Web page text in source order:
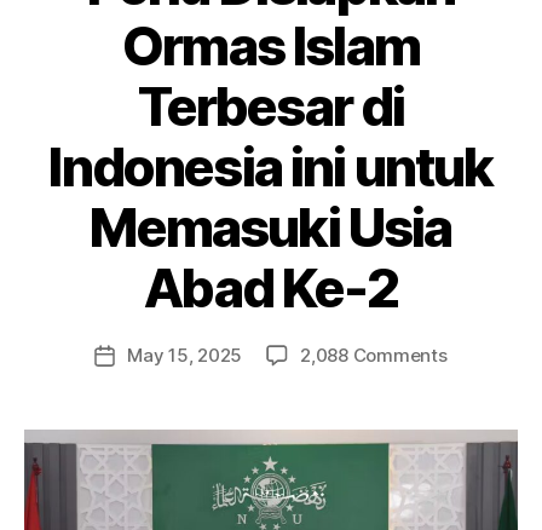
Ormas Islam
Terbesar di
Indonesia ini untuk
Memasuki Usia
Abad Ke-2
May 15, 2025 2,088 Comments